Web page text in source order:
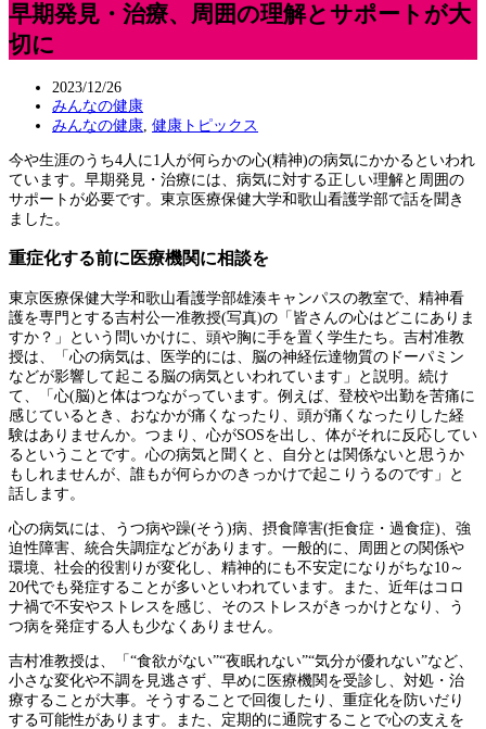
早期発見・治療、周囲の理解とサポートが大
切に
2023/12/26
みんなの健康
みんなの健康 健康トピックス
今や生涯のうち4人に1人が何らかの心(精神)の病気にかかるといわれ
ています。早期発見・治療には、病気に対する正しい理解と周囲の
サポートが必要です。東京医療保健大学和歌山看護学部で話を聞き
ました。
重症化する前に医療機関に相談を
東京医療保健大学和歌山看護学部雄湊キャンパスの教室で、精神看
護を専門とする吉村公一准教授(写真)の「皆さんの心はどこにありま
すか？」という問いかけに、頭や胸に手を置く学生たち。吉村准教
授は、「心の病気は、医学的には、脳の神経伝達物質のドーパミン
などが影響して起こる脳の病気といわれています」と説明。続け
て、「心(脳)と体はつながっています。例えば、登校や出勤を苦痛に
感じているとき、おなかが痛くなったり、頭が痛くなったりした経
験はありませんか。つまり、心がSOSを出し、体がそれに反応してい
るということです。心の病気と聞くと、自分とは関係ないと思うか
もしれませんが、誰もが何らかのきっかけで起こりうるのです」と
話します。
心の病気には、うつ病や躁(そう)病、摂食障害(拒食症・過食症)、強
迫性障害、統合失調症などがあります。一般的に、周囲との関係や
環境、社会的役割りが変化し、精神的にも不安定になりがちな10～
20代でも発症することが多いといわれています。また、近年はコロ
ナ禍で不安やストレスを感じ、そのストレスがきっかけとなり、う
つ病を発症する人も少なくありません。
吉村准教授は、「“食欲がない”“夜眠れない”“気分が優れない”など、
小さな変化や不調を見逃さず、早めに医療機関を受診し、対処・治
療することが大事。そうすることで回復したり、重症化を防いだり
する可能性があります。また、定期的に通院することで心の支えを